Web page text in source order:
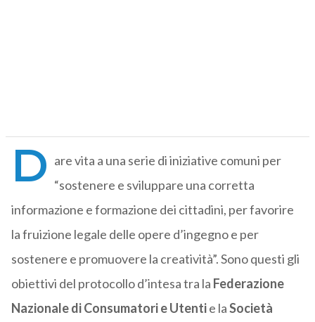
D are vita a una serie di iniziative comuni per
“sostenere e sviluppare una corretta
informazione e formazione dei cittadini, per favorire
la fruizione legale delle opere d’ingegno e per
sostenere e promuovere la creatività”. Sono questi gli
obiettivi del protocollo d’intesa tra la Federazione
Nazionale di Consumatori e Utentie laSocietà